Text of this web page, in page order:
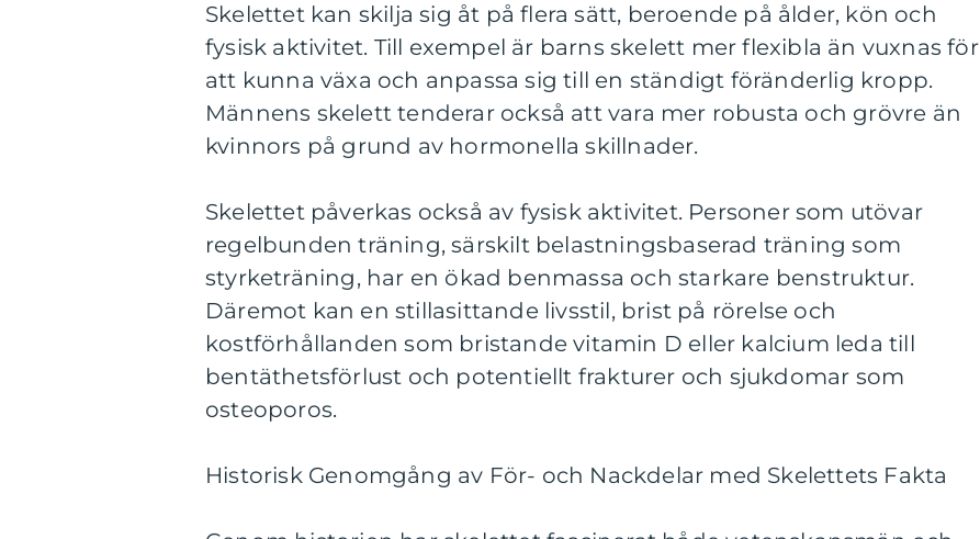
Skelettet kan skilja sig åt på flera sätt, beroende på ålder, kön och
fysisk aktivitet. Till exempel är barns skelett mer flexibla än vuxnas för
att kunna växa och anpassa sig till en ständigt föränderlig kropp.
Männens skelett tenderar också att vara mer robusta och grövre än
kvinnors på grund av hormonella skillnader.
Skelettet påverkas också av fysisk aktivitet. Personer som utövar
regelbunden träning, särskilt belastningsbaserad träning som
styrketräning, har en ökad benmassa och starkare benstruktur.
Däremot kan en stillasittande livsstil, brist på rörelse och
kostförhållanden som bristande vitamin D eller kalcium leda till
bentäthetsförlust och potentiellt frakturer och sjukdomar som
osteoporos.
Historisk Genomgång av För- och Nackdelar med Skelettets Fakta